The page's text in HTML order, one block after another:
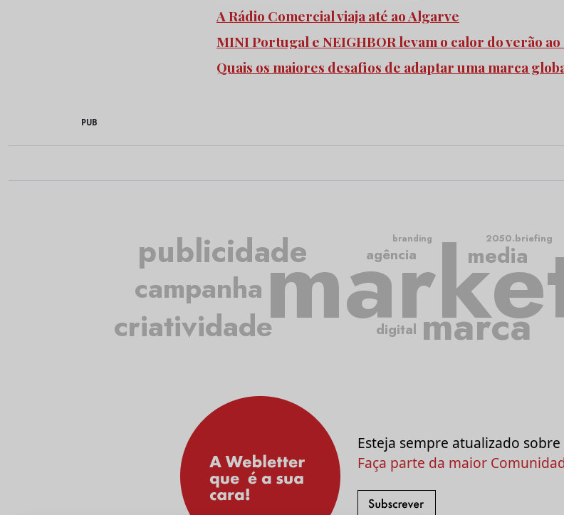
A Rádio Comercial viaja até ao Algarve
MINI Portugal e NEIGHBOR levam o calor do verão
Quais os maiores desafios de adaptar uma marca
PUB
publicidade
marca
criatividade
campanha
media
agência
digital
2050.briefing
branding
Esteja sempre atualizado
Faça parte da maior